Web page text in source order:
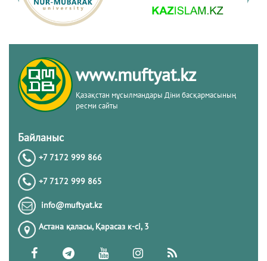
www.muftyat.kz
Қазақстан мұсылмандары Діни басқармасының
ресми сайты
Байланыс
+7 7172 999 866
+7 7172 999 865
info@muftyat.kz
Астана қаласы, Қарасаз к-сi, 3